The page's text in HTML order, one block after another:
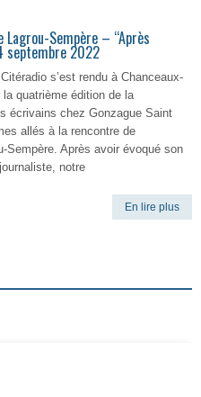
Lagrou-Sempère – “Après
septembre 2022
s’est rendu à Chanceaux-
quatrième édition de la
écrivains chez Gonzague Saint
allés à la rencontre de
Sempère. Après avoir évoqué son
notre
En lire plus